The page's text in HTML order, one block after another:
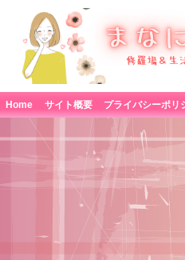
Home サイト概要 プライバシーポリ